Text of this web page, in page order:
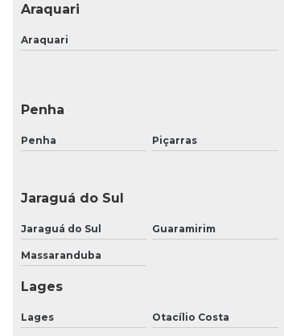
Araquari
Araquari
Penha
Penha Piçarras
Jaraguá do Sul
Jaraguá do Sul Guaramirim
Massaranduba
Lages
Lages Otacílio Costa